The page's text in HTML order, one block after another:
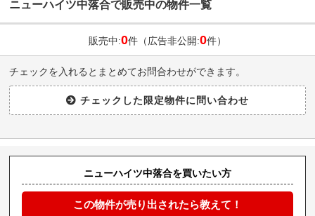
ニューハイツ中落合で販売中の物件一覧
販売中:0件（広告非公開:0件）
チェックを入れるとまとめてお問合わせができます。
ニューハイツ中落合を買いたい方
この物件が売り出されたら教えて！